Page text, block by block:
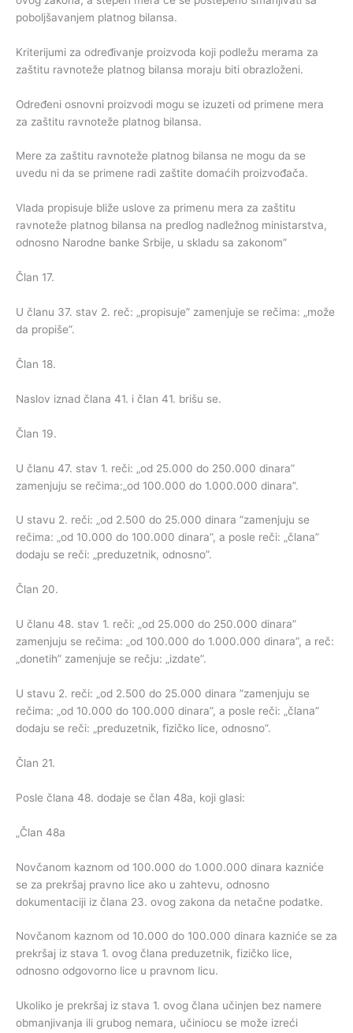
poboljšavanjem platnog bilansa.
Kriterijumi za određivanje proizvoda koji podležu merama za
zaštitu ravnoteže platnog bilansa moraju biti obrazloženi.
Određeni osnovni proizvodi mogu se izuzeti od primene mera
za zaštitu ravnoteže platnog bilansa.
Mere za zaštitu ravnoteže platnog bilansa ne mogu da se
uvedu ni da se primene radi zaštite domaćih proizvođača.
Vlada propisuje bliže uslove za primenu mera za zaštitu
ravnoteže platnog bilansa na predlog nadležnog ministarstva,
odnosno Narodne banke Srbije, u skladu sa zakonom”
Član 17.
U članu 37. stav 2. reč: „propisuje” zamenjuje se rečima: „može
da propiše”.
Član 18.
Naslov iznad člana 41. i član 41. brišu se.
Član 19.
U članu 47. stav 1. reči: „od 25.000 do 250.000 dinara”
zamenjuju se rečima:„od 100.000 do 1.000.000 dinara”.
U stavu 2. reči: „od 2.500 do 25.000 dinara ”zamenjuju se
rečima: „od 10.000 do 100.000 dinara”, a posle reči: „člana”
dodaju se reči: „preduzetnik, odnosno”.
Član 20.
U članu 48. stav 1. reči: „od 25.000 do 250.000 dinara”
zamenjuju se rečima: „od 100.000 do 1.000.000 dinara”, a reč:
„donetih” zamenjuje se rečju: „izdate”.
U stavu 2. reči: „od 2.500 do 25.000 dinara ”zamenjuju se
rečima: „od 10.000 do 100.000 dinara”, a posle reči: „člana”
dodaju se reči: „preduzetnik, fizičko lice, odnosno”.
Član 21.
Posle člana 48. dodaje se član 48a, koji glasi:
„Član 48a
Novčanom kaznom od 100.000 do 1.000.000 dinara kazniće
se za prekršaj pravno lice ako u zahtevu, odnosno
dokumentaciji iz člana 23. ovog zakona da netačne podatke.
Novčanom kaznom od 10.000 do 100.000 dinara kazniće se za
prekršaj iz stava 1. ovog člana preduzetnik, fizičko lice,
odnosno odgovorno lice u pravnom licu.
Ukoliko je prekršaj iz stava 1. ovog člana učinjen bez namere
obmanjivanja ili grubog nemara, učiniocu se može izreći